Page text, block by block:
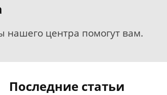
нашего центра помогут вам.
Последние статьи